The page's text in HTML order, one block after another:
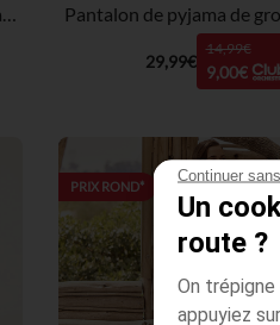
Continuer
Un
route ?
On
appuyiez
Pantalon pour pyjama de grossesse avec bandeau haut
29,99€
14,99€
9,00€
PRIX ROND*